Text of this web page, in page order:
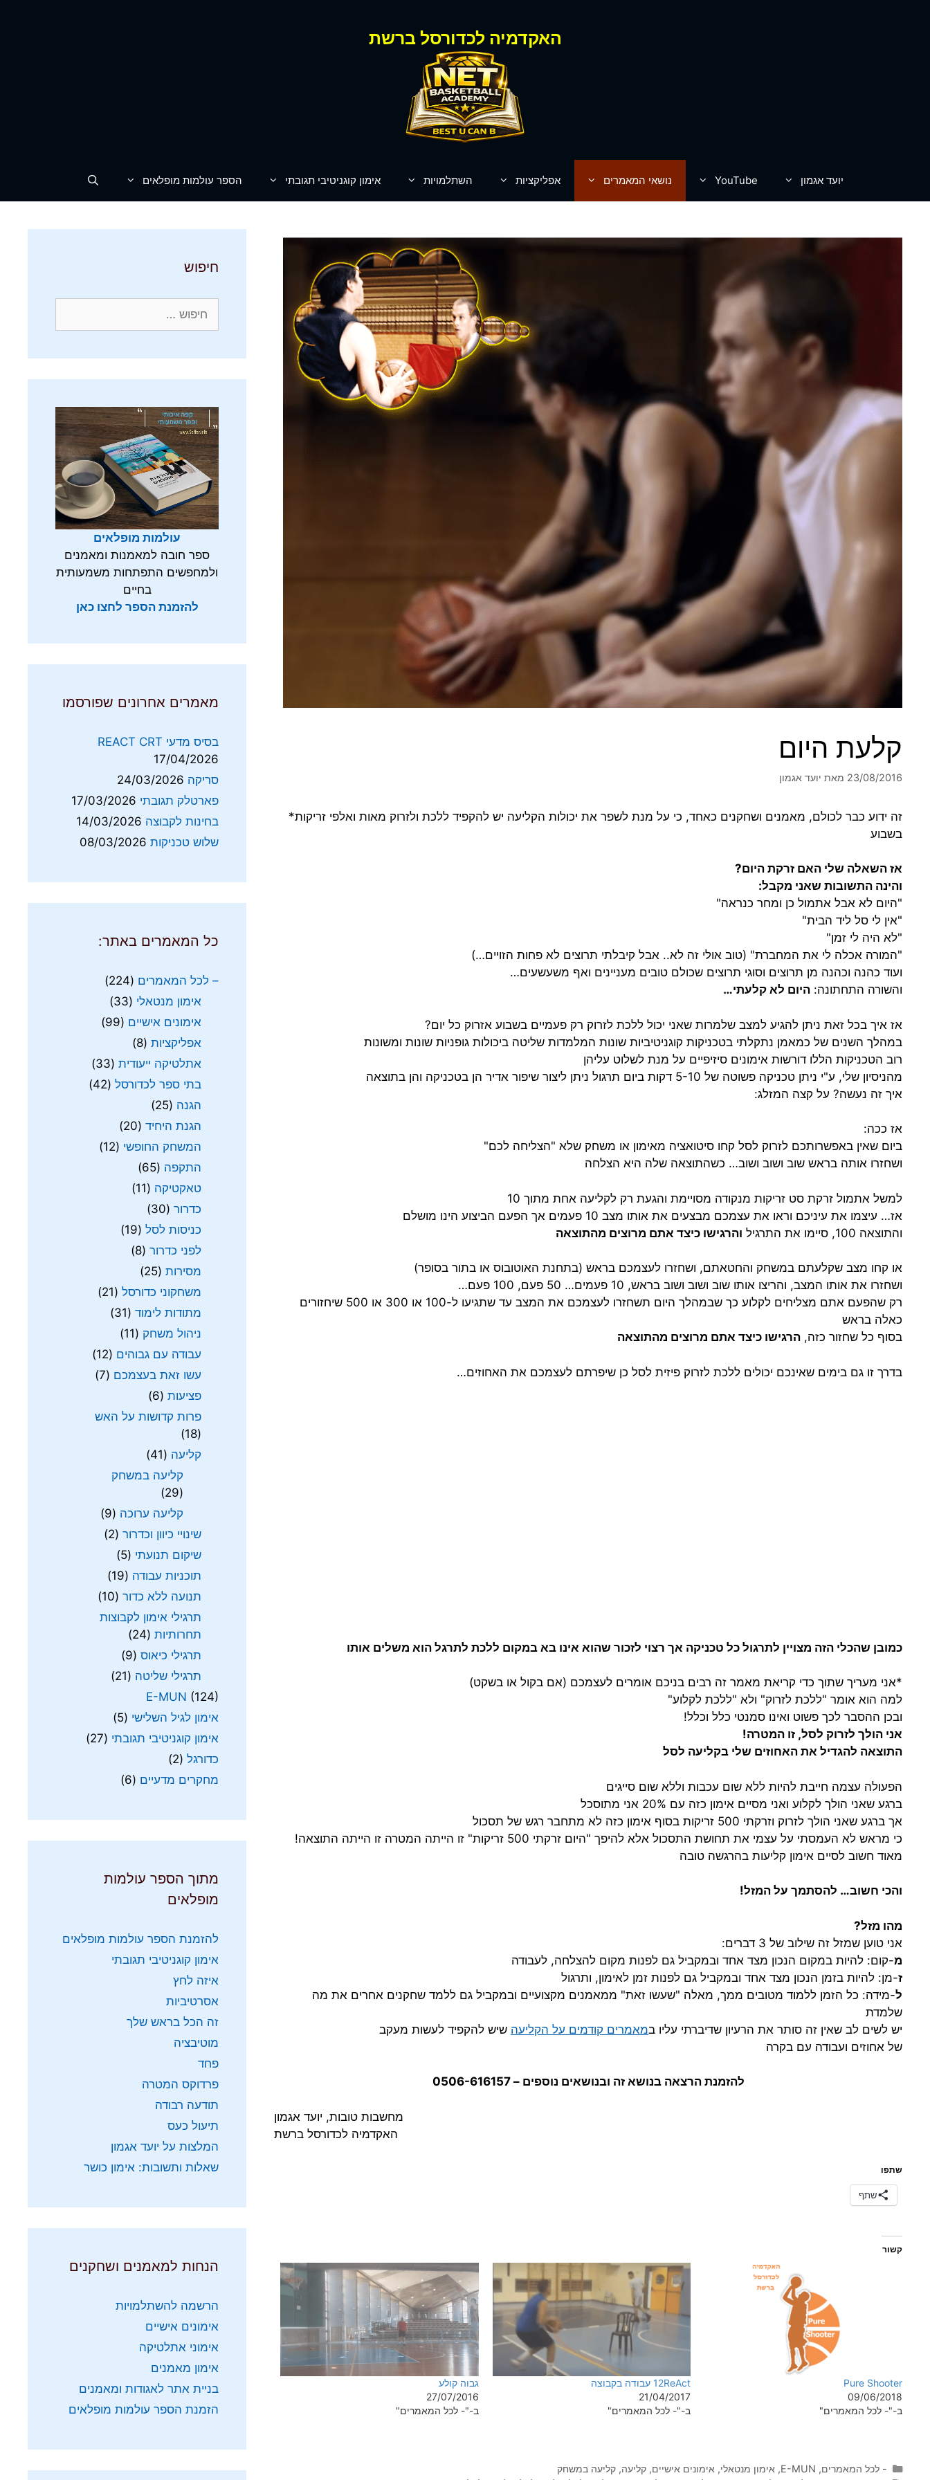
האקדמיה לכדורסל ברשת
יועד אגמון YouTube נושאי המאמרים אפליקציות השתלמויות אימון קוגניטיבי תגובתי הספר עולמות מופלאים
קלעת היום
23/08/2016 מאת יועד אגמון
זה ידוע כבר לכולם, מאמנים ושחקנים כאחד, כי על מנת לשפר את יכולות הקליעה יש להקפיד ללכת ולזרוק מאות ואלפי זריקות*
בשבוע
אז השאלה שלי האם זרקת היום?
והינה התשובות שאני מקבל:
"היום לא אבל אתמול כן ומחר כנראה"
"אין לי סל ליד הבית"
"לא היה לי זמן"
"המורה אכלה לי את המחברת" (טוב אולי זה לא.. אבל קיבלתי תרוצים לא פחות הזויים…)
ועוד כהנה וכהנה מן תרוצים וסוגי תרוצים שכולם טובים מעניינים ואף משעשעים…
והשורה התחתונה: היום לא קלעתי…
אז איך בכל זאת ניתן להגיע למצב שלמרות שאני יכול ללכת לזרוק רק פעמיים בשבוע אזרוק כל יום?
במהלך השנים של כמאמן נתקלתי בטכניקות קוגניטיביות שונות המלמדות שליטה ביכולות גופניות שונות ומשונות
רוב הטכניקות הללו דורשות אימונים סיזיפיים על מנת לשלוט עליהן
מהניסיון שלי, ע"י ניתן טכניקה פשוטה של 5-10 דקות ביום תרגול ניתן ליצור שיפור אדיר הן בטכניקה והן בתוצאה
איך זה נעשה? על קצה המזלג:
אז ככה:
ביום שאין באפשרותכם לזרוק לסל קחו סיטואציה מאימון או משחק שלא "הצליחה לכם"
ושחזרו אותה בראש שוב ושוב ושוב… כשהתוצאה שלה היא הצלחה
למשל אתמול זרקת סט זריקות מנקודה מסויימת והגעת רק לקליעה אחת מתוך 10
אז… עיצמו את עיניכם וראו את עצמכם מבצעים את אותו מצב 10 פעמים אך הפעם הביצוע הינו מושלם
והתוצאה 100, סיימו את התרגיל
והרגישו כיצד אתם מרוצים מהתוצאה
או קחו מצב שקלעתם במשחק והחטאתם, ושחזרו לעצמכם בראש (בתחנת האוטובוס או בתור בסופר)
ושחזרו את אותו המצב, והריצו אותו שוב ושוב ושוב בראש, 10 פעמים… 50 פעם, 100 פעם…
רק שהפעם אתם מצליחים לקלוע כך שבמהלך היום תשחזרו לעצמכם את המצב עד שתגיעו ל-100 או 300 או 500 שיחזורים
כאלה בראש
בסוף כל שחזור כזה, הרגישו כיצד אתם מרוצים מהתוצאה
בדרך זו גם בימים שאינכם יכולים ללכת לזרוק פיזית לסל כן שיפרתם לעצמכם את האחוזים…
כמובן שהכלי הזה מצויין לתרגול כל טכניקה אך רצוי לזכור שהוא אינו בא במקום ללכת לתרגל הוא משלים אותו
*אני מעריך שתוך כדי קריאת מאמר זה רבים בניכם אומרים לעצמכם (אם בקול או בשקט)
למה הוא אומר "ללכת לזרוק" ולא "ללכת לקלוע"
ובכן ההסבר לכך פשוט ואינו סמנטי כלל וכלל!
אני הולך לזרוק לסל, זו המטרה!
התוצאה להגדיל את האחוזים שלי בקליעה לסל
הפעולה עצמה חייבת להיות ללא שום עכבות וללא שום סייגים
ברגע שאני הולך לקלוע ואני מסיים אימון כזה עם 20% אני מתוסכל
אך ברגע שאני הולך לזרוק וזרקתי 500 זריקות בסוף אימון כזה לא מתחבר רגש של תסכול
כי מראש לא העמסתי על עצמי את תחושת התסכול אלא להיפך "היום זרקתי 500 זריקות" זו הייתה המטרה זו הייתה התוצאה!
מאוד חשוב לסיים אימון קליעות בהרגשה טובה
והכי חשוב… להסתמך על המזל!
מהו מזל?
אני טוען שמזל זה שילוב של 3 דברים:
מ-קום: להיות במקום הנכון מצד אחד ובמקביל גם לפנות מקום להצלחה, לעבודה
ז-מן: להיות בזמן הנכון מצד אחד ובמקביל גם לפנות זמן לאימון, ותרגול
ל-מידה: כל הזמן ללמוד מטובים ממך, מאלה "שעשו זאת" ממאמנים מקצועיים ובמקביל גם ללמד שחקנים אחרים את מה
שלמדת
יש לשים לב שאין זה סותר את הרעיון שדיברתי עליו במאמרים קודמים על הקליעה שיש להקפיד לעשות מעקב
של אחוזים ועבודה עם בקרה
להזמנת הרצאה בנושא זה ובנושאים נוספים – 0506-616157
מחשבות טובות, יועד אגמון
האקדמיה לכדורסל ברשת
שתפו
שתף
קשור
Pure Shooter
09/06/2018
ב-"- לכל המאמרים"
12ReAct עבודה בקבוצה
21/04/2017
ב-"- לכל המאמרים"
גבוה קולע
27/07/2016
ב-"- לכל המאמרים"
קטגוריות
- לכל המאמרים,
E-MUN
, אימון מנטאלי, אימונים אישיים, קליעה, קליעה במשחק
חיפוש
עולמות מופלאים
ספר חובה למאמנות ומאמנים
ולמחפשים התפתחות משמעותית
בחיים
להזמנת הספר לחצו כאן
מאמרים אחרונים שפורסמו
בסיס מדעי REACT CRT
17/04/2026
סריקה 24/03/2026
פארטלק תגובתי 17/03/2026
בחינות לקבוצה 14/03/2026
שלוש טכניקות 08/03/2026
כל המאמרים באתר:
– לכל המאמרים (224)
אימון מנטאלי (33)
אימונים אישיים (99)
אפליקציות (8)
אתלטיקה ייעודית (33)
בתי ספר לכדורסל (42)
הגנה (25)
הגנת היחיד (20)
המשחק החופשי (12)
התקפה (65)
טאקטיקה (11)
כדרור (30)
כניסות לסל (19)
לפני כדרור (8)
מסירות (25)
משחקוני כדורסל (21)
מתודות לימוד (31)
ניהול משחק (11)
עבודה עם גבוהים (12)
עשו זאת בעצמכם (7)
פציעות (6)
פרות קדושות על האש
(18)
קליעה (41)
קליעה במשחק
(29)
קליעה ערוכה (9)
שינויי כיוון וכדרור (2)
שיקום תנועתי (5)
תוכניות עבודה (19)
תנועה ללא כדור (10)
תרגילי אימון לקבוצות
תחרותיות (24)
תרגילי כיאוס (9)
תרגילי שליטה (21)
E-MUN (124)
אימון לגיל השלישי (5)
אימון קוגניטיבי תגובתי (27)
כדורגל (2)
מחקרים מדעיים (6)
מתוך הספר עולמות
מופלאים
להזמנת הספר עולמות מופלאים
אימון קוגניטיבי תגובתי
איזה לחץ
אסרטיביות
זה הכל בראש שלך
מוטיבציה
פחד
פרדוקס המטרה
תודעה רבודה
תיעול כעס
המלצות על יועד אגמון
שאלות ותשובות: אימון כושר
הנחות למאמנים ושחקנים
הרשמה להשתלמויות
אימונים אישיים
אימוני אתלטיקה
אימון מאמנים
בניית אתר לאגודות ומאמנים
הזמנת הספר עולמות מופלאים